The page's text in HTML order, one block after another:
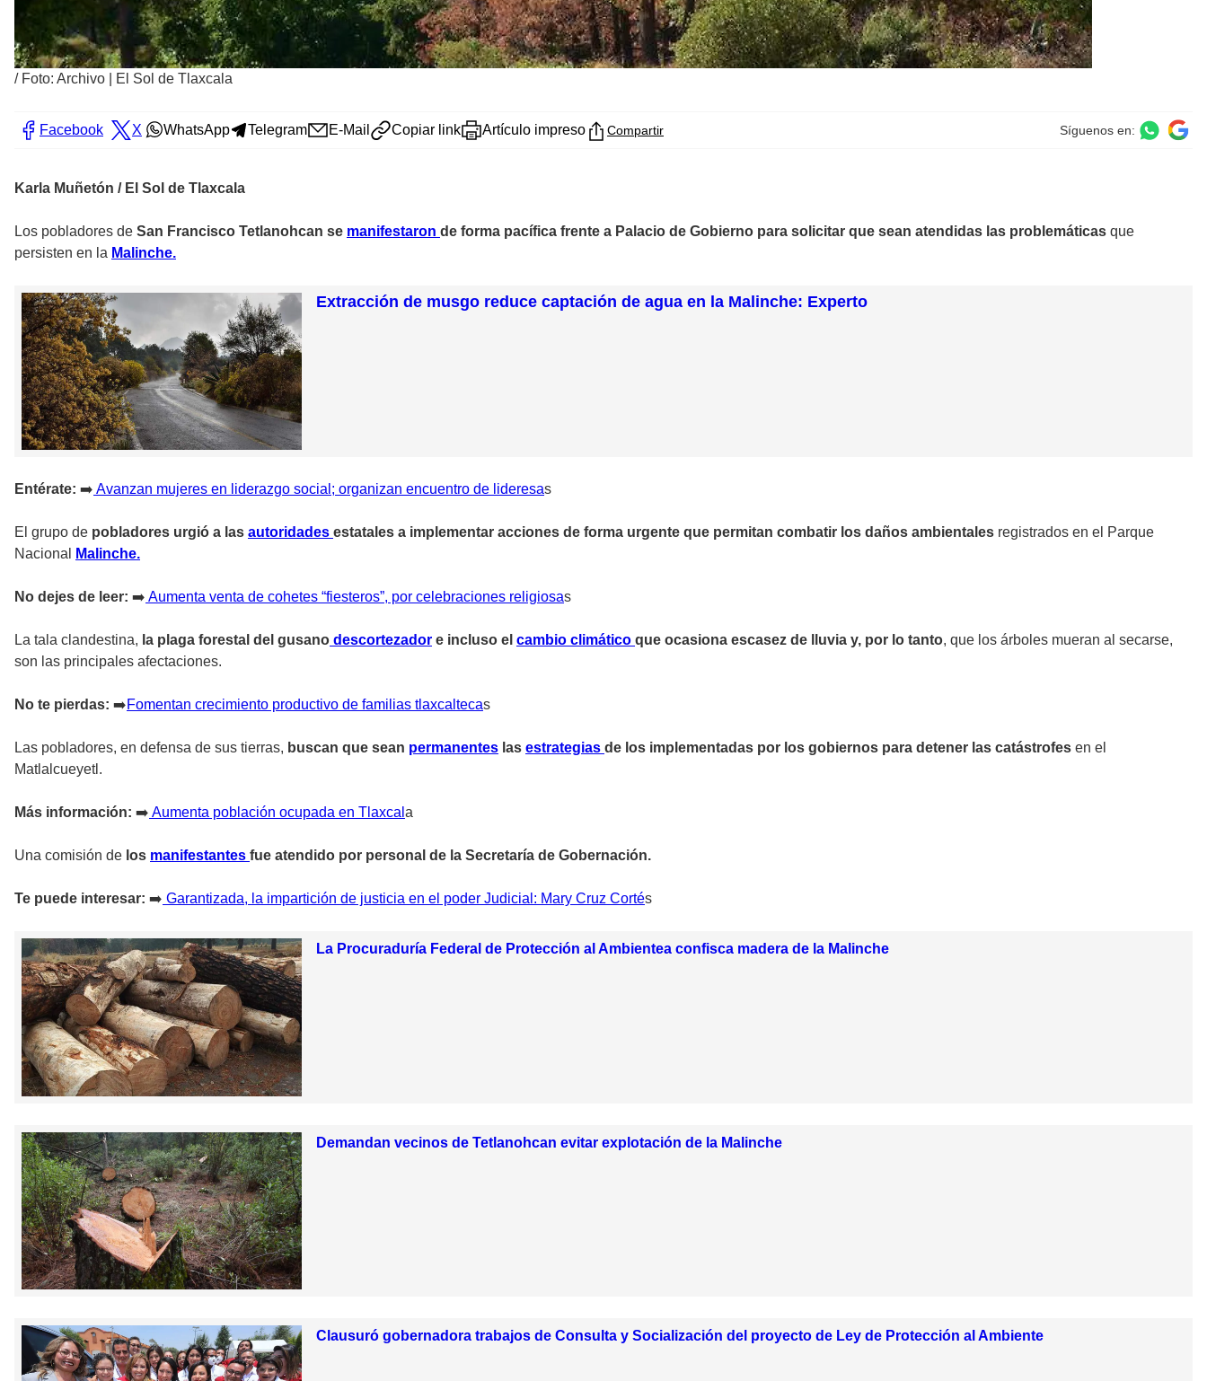
/ Foto: Archivo | El Sol de Tlaxcala
Facebook X WhatsApp Telegram E-Mail Copiar link Artículo impreso Compartir Síguenos en:
Karla Muñetón / El Sol de Tlaxcala
Los pobladores de San Francisco Tetlanohcan se manifestaron de forma pacífica frente a Palacio de Gobierno para solicitar que sean atendidas las problemáticas que
persisten en la Malinche.
Extracción de musgo reduce captación de agua en la Malinche: Experto
Entérate: ➡️ Avanzan mujeres en liderazgo social; organizan encuentro de lideresas
El grupo de pobladores urgió a las autoridades estatales a implementar acciones de forma urgente que permitan combatir los daños ambientales registrados en el Parque
Nacional
Malinche.
No dejes de leer: ➡️ Aumenta venta de cohetes “fiesteros”, por celebraciones religiosas
La tala clandestina, la plaga forestal del gusano descortezador e incluso el cambio climático que ocasiona escasez de lluvia y, por lo tanto, que los árboles mueran al secarse,
son las principales afectaciones.
No te pierdas: ➡️Fomentan crecimiento productivo de familias tlaxcaltecas
Las pobladores, en defensa de sus tierras, buscan que sean permanentes las estrategias de los implementadas por los gobiernos para detener las catástrofes en el
Matlalcueyetl.
Más información: ➡️ Aumenta población ocupada en Tlaxcal a
Una comisión de los manifestantes fue atendido por personal de la Secretaría de Gobernación.
Te puede interesar: ➡️ Garantizada, la impartición de justicia en el poder Judicial: Mary Cruz Cortés
La Procuraduría Federal de Protección al Ambientea confisca madera de la Malinche
Demandan vecinos de Tetlanohcan evitar explotación de la Malinche
Clausuró gobernadora trabajos de Consulta y Socialización del proyecto de Ley de Protección al Ambiente